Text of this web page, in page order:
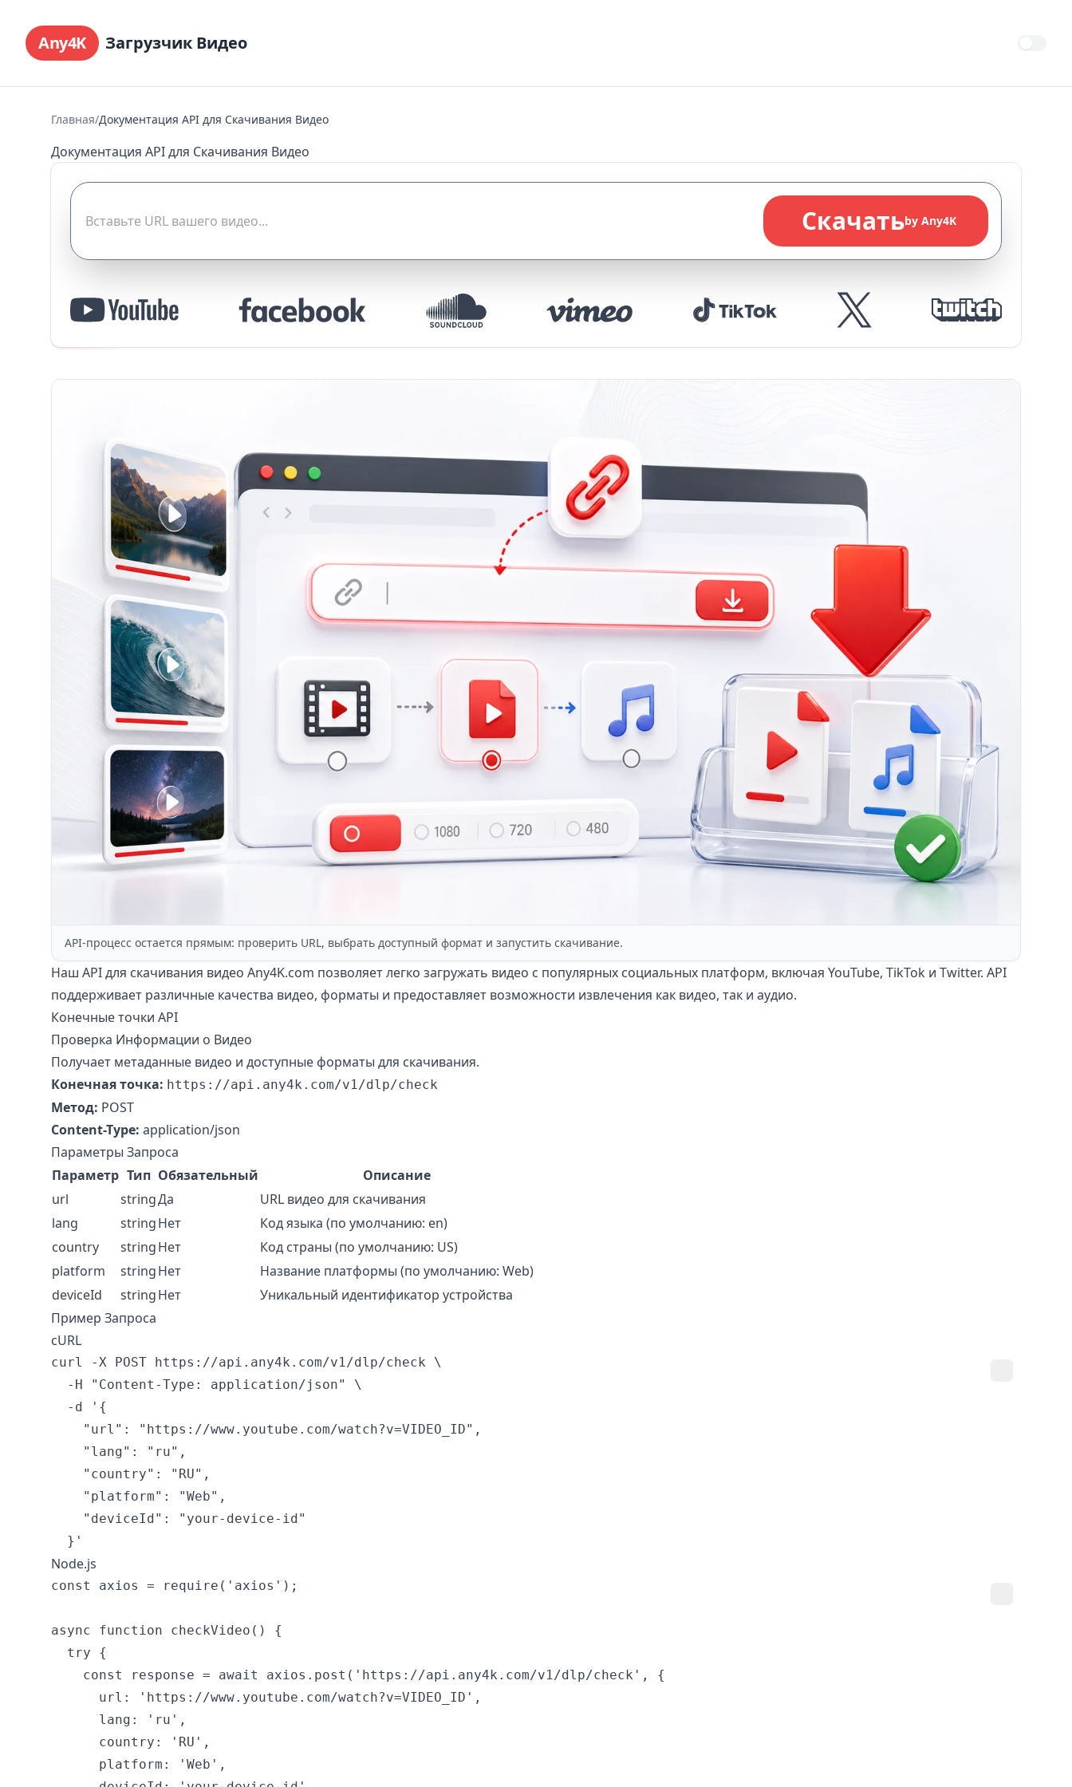
Any4K Загрузчик Видео
Главная/Документация API для Скачивания Видео
Документация API для Скачивания Видео
Скачатьby Any4K
API-процесс остается прямым: проверить URL, выбрать доступный формат и запустить скачивание.
Наш API для скачивания видео Any4K.com позволяет легко загружать видео с популярных социальных платформ, включая YouTube, TikTok и Twitter. API
поддерживает различные качества видео, форматы и предоставляет возможности извлечения как видео, так и аудио.
Конечные точки API
Проверка Информации о Видео
Получает метаданные видео и доступные форматы для скачивания.
Конечная точка: https://api.any4k.com/v1/dlp/check
Метод: POST
Content-Type: application/json
Параметры Запроса
Параметр Тип Обязательный
Описание
url
stringДа
URL видео для скачивания
lang
stringНет
Код языка (по умолчанию: en)
country
stringНет
Код страны (по умолчанию: US)
platform
stringНет
Название платформы (по умолчанию: Web)
deviceId
stringНет
Уникальный идентификатор устройства
Пример Запроса
cURL
curl -X POST https://api.any4k.com/v1/dlp/check \
  -H "Content-Type: application/json" \
  -d '{
    "url": "https://www.youtube.com/watch?v=VIDEO_ID",
    "lang": "ru",
    "country": "RU",
    "platform": "Web",
    "deviceId": "your-device-id"
Node.js
const axios = require('axios');
async function checkVideo() {
  try {
    const response = await axios.post('https://api.any4k.com/v1/dlp/check', {
      url: 'https://www.youtube.com/watch?v=VIDEO_ID',
      lang: 'ru',
      country: 'RU',
      platform: 'Web',